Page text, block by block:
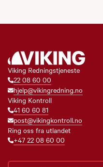
Viking Redningstjeneste
22 08 60 00
hjelp@vikingredning.no
Viking Kontroll
41 60 60 81
post@vikingkontroll.no
Ring oss fra utlandet
+47 22 08 60 00